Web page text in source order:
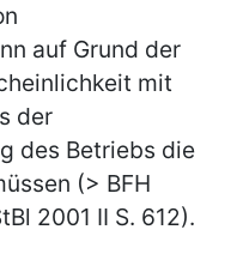
auf Grund der
mit
der
des Betriebs die
(> BFH
2001 II S. 612).